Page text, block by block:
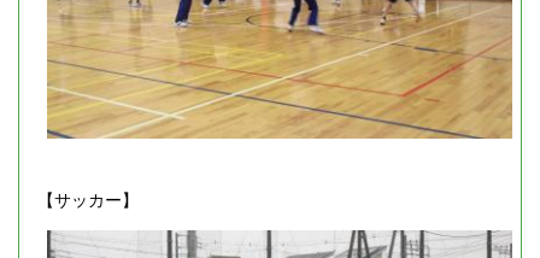
【サッカー】